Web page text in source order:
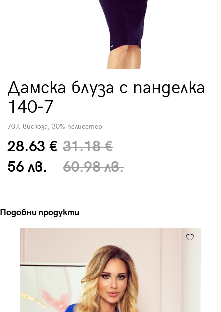
Дамска блуза с панделка
140-7
70% вискоза, 30% полиестер
28.63 €
56 лв.
31.18 €
60.98 лв.
Подобни продукти